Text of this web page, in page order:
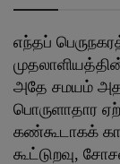
எந்தப்
அதே சமயம்
பொருளாதார
கண்கூடாகக்
கூட்டுறவு,